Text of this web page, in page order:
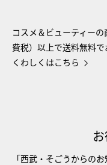
コスメ＆ビューティー
費税）以上で送料無料で
くわしくはこちら
「西武・そごうからの